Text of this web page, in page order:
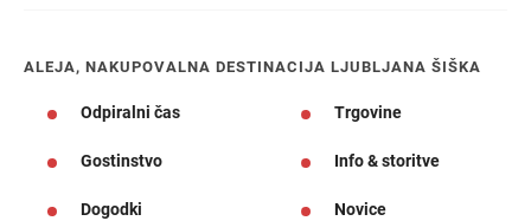
ALEJA, NAKUPOVALNA DESTINACIJA LJUBLJANA ŠIŠKA
Odpiralni čas Trgovine
Gostinstvo Info & storitve
Dogodki Novice